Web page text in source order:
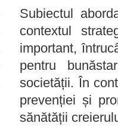
Subiectul
contextul
important,
pentru
societății. În
prevenției și
sănătății